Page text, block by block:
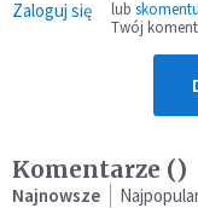
Zaloguj się lub
Twój
Komentarze ()
Najnowsze